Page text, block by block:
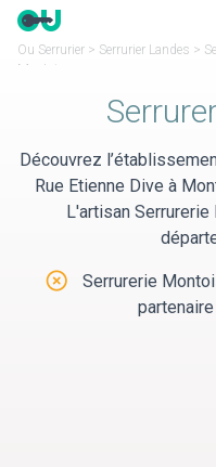
Panneau de gestion des
Ou Serrurier > Serrurier Landes >
Montoise
Découvrez
Rue Etienne Dive à
L'artisan
Serrurerie